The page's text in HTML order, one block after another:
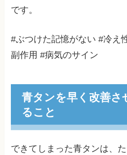
です。
#ぶつけた記憶がない #冷え
副作用 #病気のサイン
青タンを早く改善さ
ること
できてしまった青タンは、